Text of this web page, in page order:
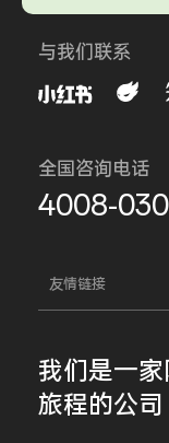
与我们联系
全国咨询电话
4008-
友情链接
我们是一家
旅程的公司